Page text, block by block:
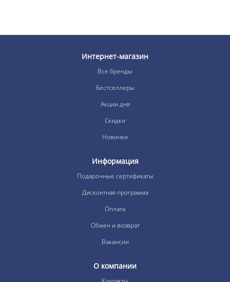
Интернет-магазин
Все бренды
Бестселлеры
Акции дня
Скидки
Новинки
Информация
Подарочные сертификаты
Дисконтная программа
Оплата
Обмен и возврат
Вакансии
О компании